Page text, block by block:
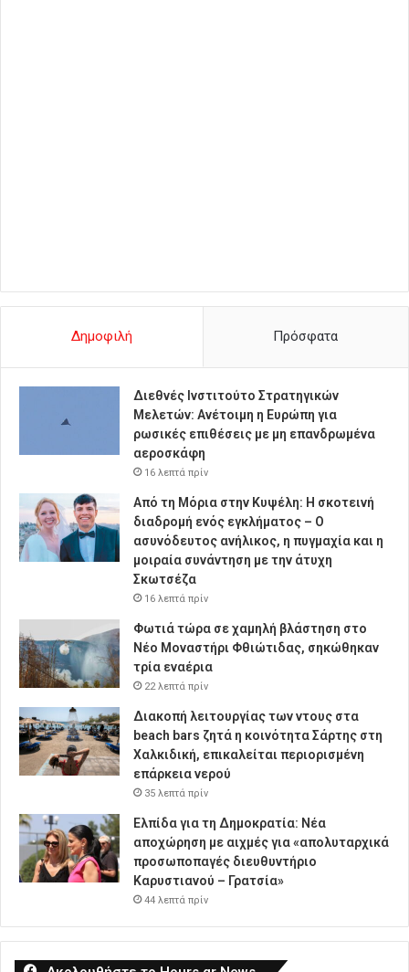
Δημοφιλή Πρόσφατα
Διεθνές Ινστιτούτο Στρατηγικών
Μελετών: Ανέτοιμη η Ευρώπη για
ρωσικές επιθέσεις με μη επανδρωμένα
αεροσκάφη
16 λεπτά πρίν
Από τη Μόρια στην Κυψέλη: Η σκοτεινή
διαδρομή ενός εγκλήματος – Ο
ασυνόδευτος ανήλικος, η πυγμαχία και η
μοιραία συνάντηση με την άτυχη
Σκωτσέζα
16 λεπτά πρίν
Φωτιά τώρα σε χαμηλή βλάστηση στο
Νέο Μοναστήρι Φθιώτιδας, σηκώθηκαν
τρία εναέρια
22 λεπτά πρίν
Διακοπή λειτουργίας των ντους στα
beach bars ζητά η κοινότητα Σάρτης στη
Χαλκιδική, επικαλείται περιορισμένη
επάρκεια νερού
35 λεπτά πρίν
Ελπίδα για τη Δημοκρατία: Νέα
αποχώρηση με αιχμές για «απολυταρχικά
προσωποπαγές διευθυντήριο
Καρυστιανού – Γρατσία»
44 λεπτά πρίν